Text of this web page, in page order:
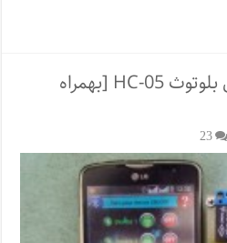
آموزش راه اندازی ماژول بلوتوث HC-05 [بهمراه
23